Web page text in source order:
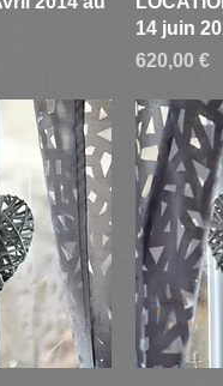
14 juin
Prix
620,00 €